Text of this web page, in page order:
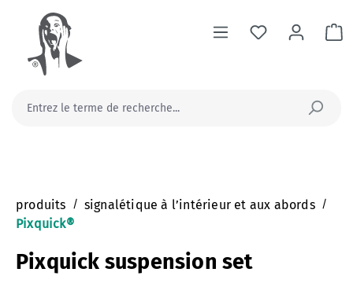
principal
produits / signalétique à l’intérieur et aux abords /
Pixquick®
Pixquick suspension set